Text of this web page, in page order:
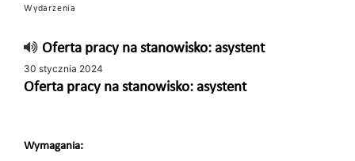
Wydarzenia
Oferta pracy na stanowisko: asystent
30 stycznia 2024
Oferta pracy na stanowisko: asystent
Wymagania: